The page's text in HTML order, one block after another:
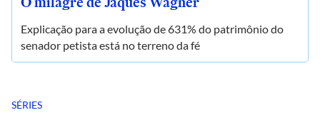
Explicação para a evolução de 631% do patrimônio do
senador petista está no terreno da fé
SÉRIES